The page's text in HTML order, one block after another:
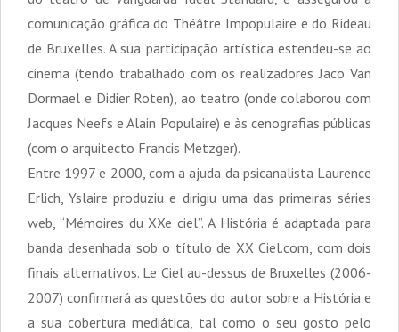
comunicação gráfica do Théâtre Impopulaire e do Rideau
de Bruxelles. A sua participação artística estendeu-se ao
cinema (tendo trabalhado com os realizadores Jaco Van
Dormael e Didier Roten), ao teatro (onde colaborou com
Jacques Neefs e Alain Populaire) e às cenografias públicas
(com o arquitecto Francis Metzger).
Entre 1997 e 2000, com a ajuda da psicanalista Laurence
Erlich, Yslaire produziu e dirigiu uma das primeiras séries
web, “Mémoires du XXe ciel”. A História é adaptada para
banda desenhada sob o título de XX Ciel.com, com dois
finais alternativos. Le Ciel au-dessus de Bruxelles (2006-
2007) confirmará as questões do autor sobre a História e
a sua cobertura mediática, tal como o seu gosto pelo